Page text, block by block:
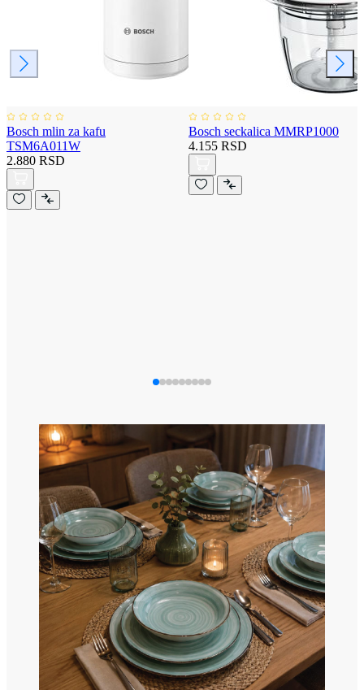
Bosch mlin za kafu
TSM6A011W
2.880 RSD
Bosch seckalica MMRP1000
4.155 RSD